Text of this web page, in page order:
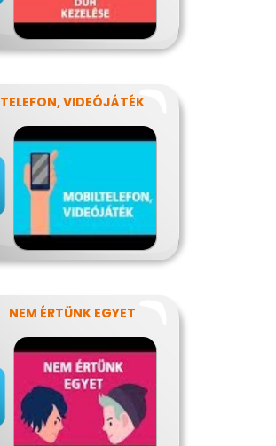
TELEFON, VIDEÓJÁTÉK
NEM ÉRTÜNK EGYET